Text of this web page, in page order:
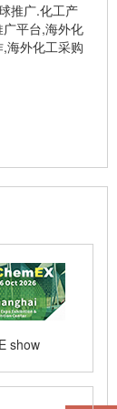
推广.化工产
平台,海外化
海外化工采购
show